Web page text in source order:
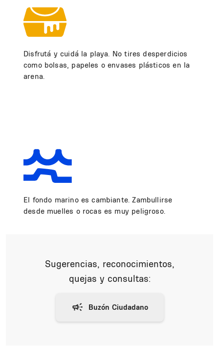
Disfrutá y cuidá la playa. No tires desperdicios
como bolsas, papeles o envases plásticos en la
arena.
El fondo marino es cambiante. Zambullirse
desde muelles o rocas es muy peligroso.
Sugerencias, reconocimientos,
quejas y consultas: